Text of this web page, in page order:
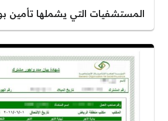
المستشفيات التي يشملها تأمين